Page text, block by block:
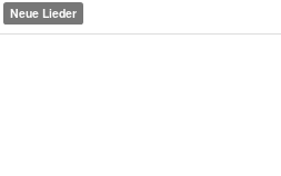
Neue Lieder